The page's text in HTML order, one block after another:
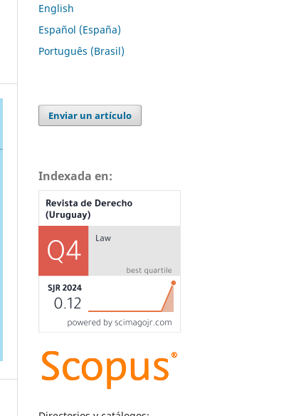
English
Español (España)
Português (Brasil)
Enviar un artículo
Indexada en: